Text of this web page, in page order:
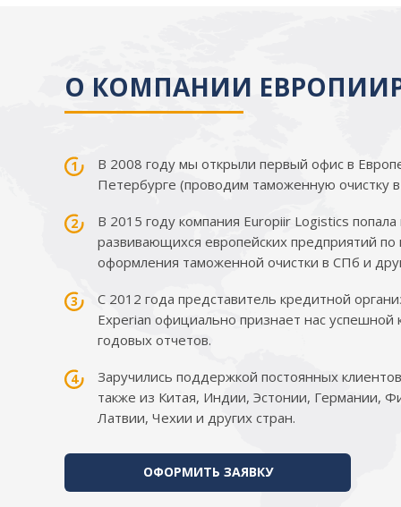
О КОМПАНИИ
В 2008 году мы открыли первый офис в
Петербурге (проводим таможенную очистку
В 2015 году компания Europiir Logistics
развивающихся европейских предприятий по
оформления таможенной очистки в СПб и
С 2012 года представитель кредитной
Experian официально признает нас успешной
годовых отчетов.
Заручились поддержкой постоянных
также из Китая, Индии, Эстонии, Германии,
Латвии, Чехии и других стран.
ОФОРМИТЬ ЗАЯВКУ